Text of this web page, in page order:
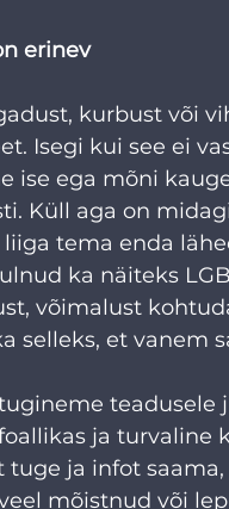
erinev
kurbust või
Isegi kui see ei
ise ega mõni
Küll aga on
tema enda
ka näiteks
võimalust
selleks, et vanem
ja turvaline
tuge ja infot
mõistnud või